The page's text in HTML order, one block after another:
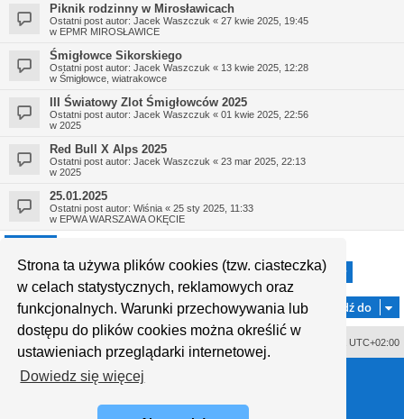
Strona ta używa plików cookies (tzw. ciasteczka)
w celach statystycznych, reklamowych oraz
funkcjonalnych. Warunki przechowywania lub
dostępu do plików cookies można określić w
ustawieniach przeglądarki internetowej.
Dowiedz się więcej
Piknik rodzinny w Mirosławicach
Ostatni post autor: Jacek Waszczuk « 27 kwie 2025, 19:45
w EPMR MIROSŁAWICE
Śmigłowce Sikorskiego
Ostatni post autor: Jacek Waszczuk « 13 kwie 2025, 12:28
w Śmigłowce, wiatrakowce
III Światowy Zlot Śmigłowców 2025
Ostatni post autor: Jacek Waszczuk « 01 kwie 2025, 22:56
w 2025
Red Bull X Alps 2025
Ostatni post autor: Jacek Waszczuk « 23 mar 2025, 22:13
w 2025
25.01.2025
Ostatni post autor: Wiśnia « 25 sty 2025, 11:33
w EPWA WARSZAWA OKĘCIE
Znaleziono 721 wyników Strona1z29
1 2 3 4 5 … 29
Przejdź do
UTC+02:00
Technologię dostarcza phpBB ® Forum Software © phpBB Limited
Polski pakiet językowy dostarcza